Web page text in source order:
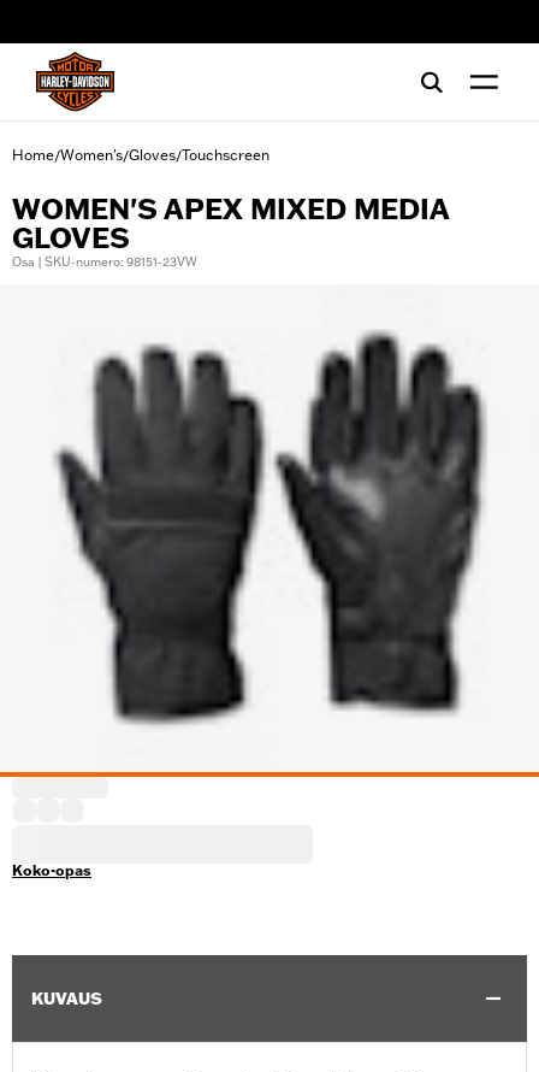
Home/Women's/Gloves/Touchscreen
WOMEN'S APEX MIXED MEDIA
GLOVES
Osa | SKU-numero: 98151-23VW
Koko-opas
KUVAUS